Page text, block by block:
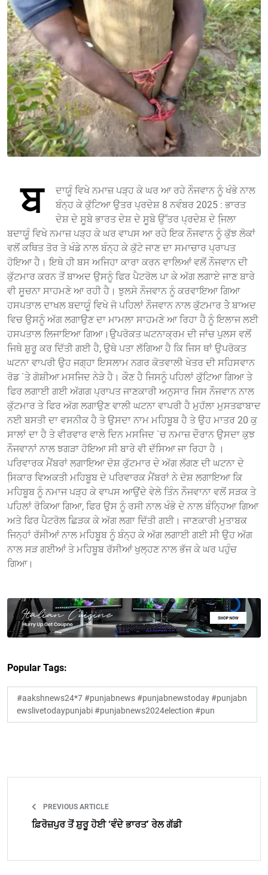
ਬ
ਦਾਯੂੰ ਵਿਖੇ ਨਮਾਜ਼ ਪੜ੍ਹ ਕੇ ਘਰ ਆ ਰਹੇ ਨੌਜਵਾਨ ਨੂੰ ਖੰਭੇ ਨਾਲ
ਬੰਨ੍ਹ ਕੇ ਕੁੱਟਿਆ ਉਤਰ ਪ੍ਰਦੇਸ਼ 8 ਨਵੰਬਰ 2025 : ਭਾਰਤ
ਦੇਸ਼ ਦੇ ਸੂਬੇ ਭਾਰਤ ਦੇਸ਼ ਦੇ ਸੂਬੇ ਉੱਤਰ ਪ੍ਰਦੇਸ਼ ਦੇ ਜਿ਼ਲਾ
ਬਦਾਯੂੰ ਵਿਖੇ ਨਮਾਜ਼ ਪੜ੍ਹ ਕੇ ਘਰ ਵਾਪਸ ਆ ਰਹੇ ਇਕ ਨੌਜਵਾਨ ਨੂੰ ਕੁੱਝ ਲੋਕਾਂ
ਵਲੋਂ ਕਥਿਤ ਤੋਰ ਤੇ ਖੰਡੇ ਨਾਲ ਬੰਨ੍ਹ ਕੇ ਕੁੱਟੇ ਜਾਣ ਦਾ ਸਮਾਚਾਰ ਪ੍ਰਾਪਤ
ਹੋਇਆ ਹੈ। ਇਥੇ ਹੀ ਬਸ ਅਜਿਹਾ ਕਾਰਾ ਕਰਨ ਵਾਲਿਆਂ ਵਲੋਂ ਨੌਜਵਾਨ ਦੀ
ਕੁੱਟਮਾਰ ਕਰਨ ਤੋਂ ਬਾਅਦ ਉਸਨੂੰ ਫਿਰ ਪੈਟਰੋਲ ਪਾ ਕੇ ਅੱਗ ਲਗਾਏ ਜਾਣ ਬਾਰੇ
ਵੀ ਸੂਚਨਾ ਸਾਹਮਣੇ ਆ ਰਹੀ ਹੈ। ਝੁਲਸੇ ਨੌਜਵਾਨ ਨੂੰ ਕਰਵਾਇਆ ਗਿਆ
ਹਸਪਤਾਲ ਦਾਖਲ ਬਦਾਯੂੰ ਵਿਖੇ ਜੋ ਪਹਿਲਾਂ ਨੌਜਵਾਨ ਨਾਲ ਕੁੱਟਮਾਰ ਤੇੇ ਬਾਅਦ
ਵਿਚ ਉਸਨੂੰ ਅੱਗ ਲਗਾਉਣ ਦਾ ਮਾਮਲਾ ਸਾਹਮਣੇ ਆ ਰਿਹਾ ਹੈ ਨੂੰ ਇਲਾਜ ਲਈ
ਹਸਪਤਾਲ ਲਿਜਾਇਆ ਗਿਆ।ਉਪਰੋਕਤ ਘਟਨਾਕ੍ਰਮ ਦੀ ਜਾਂਚ ਪੁਲਸ ਵਲੋਂ
ਜਿਥੇ ਸ਼ੁੁਰੂ ਕਰ ਦਿੱਤੀ ਗਈ ਹੈ, ਉਥੇ ਪਤਾ ਲੱਗਿਆ ਹੈ ਕਿ ਜਿਸ ਥਾਂ ਉਪਰੋਕਤ
ਘਟਨਾ ਵਾਪਰੀ ਉਹ ਜਗ੍ਹਾ ਇਸਲਾਮ ਨਗਰ ਕੋਤਵਾਲੀ ਖੇਤਰ ਦੀ ਸਹਿਸਵਾਨ
ਰੋਡ `ਤੇ ਗੋਸ਼ੀਆ ਮਸਜਿਦ ਨੇੜੇ ਹੈ। ਕੌਣ ਹੈ ਜਿਸਨੂੰ ਪਹਿਲਾਂ ਕੁੁੱਟਿਆ ਗਿਆ ਤੇ
ਫਿਰ ਲਗਾਈ ਗਈ ਅੱਗਗ ਪ੍ਰਾਪਤ ਜਾਣਕਾਰੀ ਅਨੁਸਾਰ ਜਿਸ ਨੌਜਵਾਨ ਨਾਲ
ਕੁੱਟਮਾਰ ਤੇ ਫਿਰ ਅੱਗ ਲਗਾਉਣ ਵਾਲੀ ਘਟਨਾ ਵਾਪਰੀ ਹੈ ਮੁਹੱਲਾ ਮੁਸਤਫਾਬਾਦ
ਨਈ ਬਸਤੀ ਦਾ ਵਸਨੀਕ ਹੈ ਤੇ ਉਸਦਾ ਨਾਮ ਮਹਿਬੂਬ ਹੈ ਤੇ ਉਹ ਮਾਤਰ 20 ਕੁ
ਸਾਲਾਂ ਦਾ ਹੈ ਤੇ ਵੀਰਵਾਰ ਵਾਲੇ ਦਿਨ ਮਸਜਿਦ `ਚ ਨਮਾਜ਼ ਦੌਰਾਨ ਉਸਦਾ ਕੁਝ
ਨੌਜਵਾਨਾਂ ਨਾਲ ਝਗੜਾ ਹੋਇਆ ਸੀ ਬਾਰੇ ਵੀ ਦੱਸਿਆ ਜਾ ਰਿਹਾ ਹੈ ।
ਪਰਿਵਾਰਕ ਮੈਂਬਰਾਂ ਲਗਾਇਆ ਦੋਸ਼ ਕੁੱਟਮਾਰ ਦੇ ਅੱਗ ਲੱਗਣ ਦੀ ਘਟਨਾ ਦੇ
ਸਿ਼ਕਾਰ ਵਿਅਕਤੀ ਮਹਿਬੂਬ ਦੇ ਪਰਿਵਾਰਕ ਮੈਂਬਰਾਂ ਨੇ ਦੋਸ਼ ਲਗਾਇਆ ਕਿ
ਮਹਿਬੂਬ ਨੂੰ ਨਮਾਜ ਪੜ੍ਹ ਕੇ ਵਾਪਸ ਆਉਂਦੇ ਵੇਲੇ ਤਿੰਨ ਨੌਜਵਾਨਾ ਵਲੋਂ ਸੜਕ ਤੇ
ਪਹਿਲਾਂ ਰੋਕਿਆ ਗਿਆ, ਫਿਰ ਉਸ ਨੂੰ ਰਸੀ ਨਾਲ ਖੰਭੇ ਦੇ ਨਾਲ ਬੰਨ੍ਹਿਆ ਗਿਆ
ਅਤੇ ਫਿਰ ਪੈਟਰੋਲ ਛਿੜਕ ਕੇ ਅੱਗ ਲਗਾ ਦਿੱਤੀ ਗਈ। ਜਾਣਕਾਰੀ ਮੁਤਾਬਕ
ਜਿਨ੍ਹਾਂ ਰੱਸੀਆਂ ਨਾਲ ਮਹਿਬੂਬ ਨੂੰ ਬੰਨ੍ਹ ਕੇ ਅੱਗ ਲਗਾਈ ਗਈ ਸੀ ਉਹ ਅੱਗ
ਨਾਲ ਸੜ ਗਈਆਂ ਤੇ ਮਹਿਬੂਬ ਰੱਸੀਆਂ ਖੁਲ੍ਹਣ ਨਾਲ ਭੱਜ ਕੇ ਘਰ ਪਹੁੰਚ
ਗਿਆ।
Popular Tags:
#aakshnews24*7 #punjabnews #punjabnewstoday #punjabn
ewslivetodaypunjabi #punjabnews2024election #pun
PREVIOUS ARTICLE
ਫ਼ਿਰੋਜ਼ਪੁਰ ਤੋਂ ਸ਼ੁਰੂ ਹੋਈ ‘ਵੰਦੇ ਭਾਰਤ’ ਰੇਲ ਗੱਡੀ